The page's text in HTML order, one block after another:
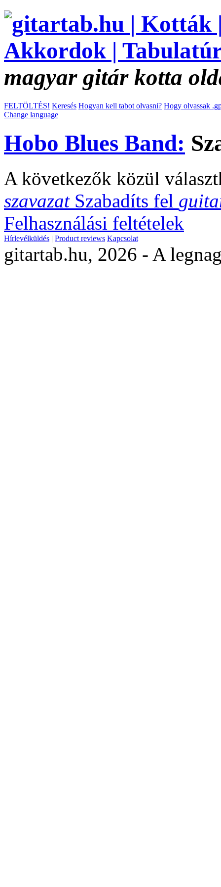
magyar gitár kotta
FELTÖLTÉS! Keresés Hogyan kell tabot olvasni? Hogy olvassak
Change language
Hobo Blues Band:
A következők közül
szavazat Szabadíts fel
Felhasználási feltételek
Hírlevélküldés | Product reviews Kapcsolat
gitartab.hu, 2026 - A